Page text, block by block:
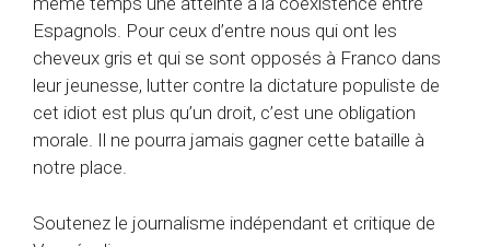
Espagnols. Pour ceux d’entre nous qui ont les
cheveux gris et qui se sont opposés à Franco dans
leur jeunesse, lutter contre la dictature populiste de
cet idiot est plus qu’un droit, c’est une obligation
morale. Il ne pourra jamais gagner cette bataille à
notre place.
Soutenez le journalisme indépendant et critique de